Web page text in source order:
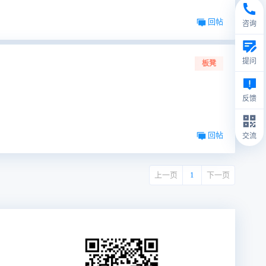
回帖
板凳
回帖
上一页 1 下一页
咨询
提问
反馈
交流